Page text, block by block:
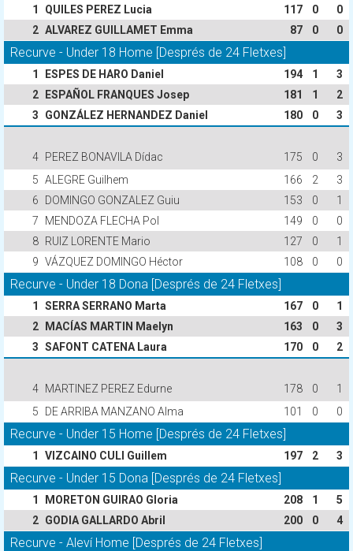
1 QUILES PEREZ Lucia 117 0
0
2 ALVAREZ GUILLAMET Emma 87 0 0
Recurve - Under 18 Home [Després de 24 Fletxes]
1 ESPES DE HARO Daniel 194 1
3
2
ESPAÑOL FRANQUES Josep 181 1
2
3
GONZÁLEZ HERNANDEZ Daniel 180 0 3
4 PEREZ BONAVILA Dídac 175 0
3
5 ALEGRE Guilhem 166 2
3
6
DOMINGO GONZALEZ Guiu 153 0
1
7
MENDOZA FLECHA Pol 149 0
0
8 RUIZ LORENTE Mario 127 0
1
9 VÁZQUEZ DOMINGO Héctor 108 0 0
Recurve - Under 18 Dona [Després de 24 Fletxes]
1 SERRA SERRANO Marta 167 0
1
2
MACÍAS MARTIN Maelyn 163 0
3
3 SAFONT CATENA Laura 170 0 2
4 MARTINEZ PEREZ Edurne 178 0
1
5
DE ARRIBA MANZANO Alma 101 0 0
Recurve - Under 15 Home [Després de 24 Fletxes]
1 VIZCAINO CULI Guillem 197 2 3
Recurve - Under 15 Dona [Després de 24 Fletxes]
1 MORETON GUIRAO Gloria 208 1
5
2 GODIA GALLARDO Abril 200 0 4
Recurve - Aleví Home [Després de 24 Fletxes]